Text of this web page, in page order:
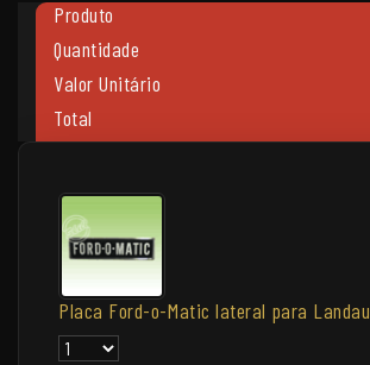
Produto
Quantidade
Valor Unitário
Total
Placa Ford-o-Matic lateral para Landau